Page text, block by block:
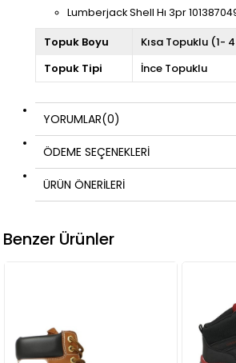
Lumberjack Shell Hı 3pr
Topuk Boyu
Kısa Topuklu (1-
Topuk Tipi
İnce Topuklu
YORUMLAR(0)
ÖDEME SEÇENEKLERI
ÜRÜN ÖNERILERI
Benzer Ürünler